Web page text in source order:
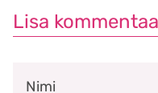
Lisa
Nimi